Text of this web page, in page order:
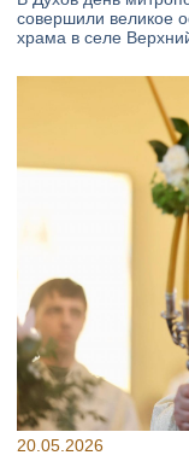
совершили великое
храма в селе
20.05.2026